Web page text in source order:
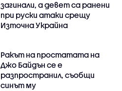
загинали, а девет са ранени
при руски атаки срещу
Източна Украйна
Ракът на простатата на
Джо Байдън се е
разпространил, съобщи
синът му